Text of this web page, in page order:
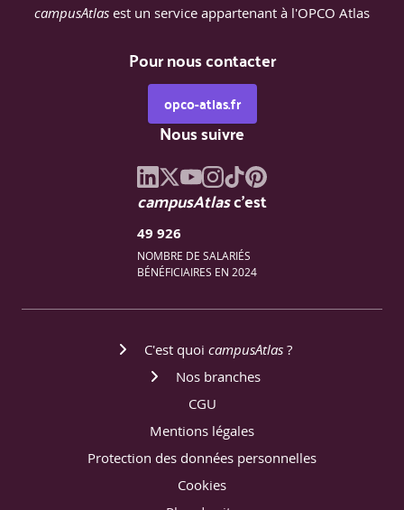
campusAtlas est un service appartenant à l'OPCO Atlas
Pour nous contacter
opco-atlas.fr
Nous suivre
campusAtlasc'est
49 926
NOMBRE DE SALARIÉS
BÉNÉFICIAIRES EN 2024
C'est quoi campusAtlas ?
Nos branches
CGU
Mentions légales
Protection des données personnelles
Cookies